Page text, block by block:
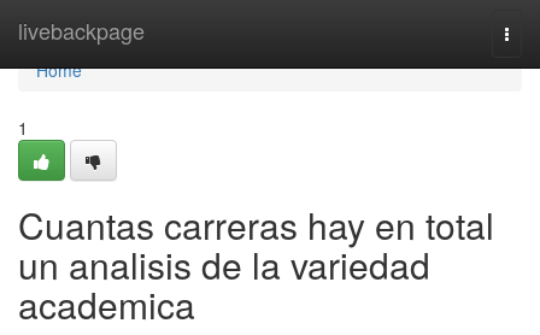
livebackpage
Home
Home
1
Cuantas carreras hay en total
un analisis de la variedad
academica